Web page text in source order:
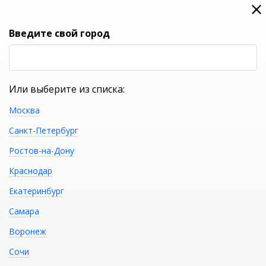
0
Каталог разделов сантехники
магазина Сантехмега в
Введите свой город
Или выберите из списка:
Москва
Санкт-Петербург
Ростов-на-Дону
Краснодар
Екатеринбург
Самара
Воронеж
Сочи